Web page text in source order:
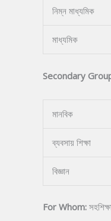
নিম্ন মাধ্যমিক
মাধ্যমিক
Secondary
মানবিক
ব্যবসায় শিক্ষা
বিজ্ঞান
For Whom: